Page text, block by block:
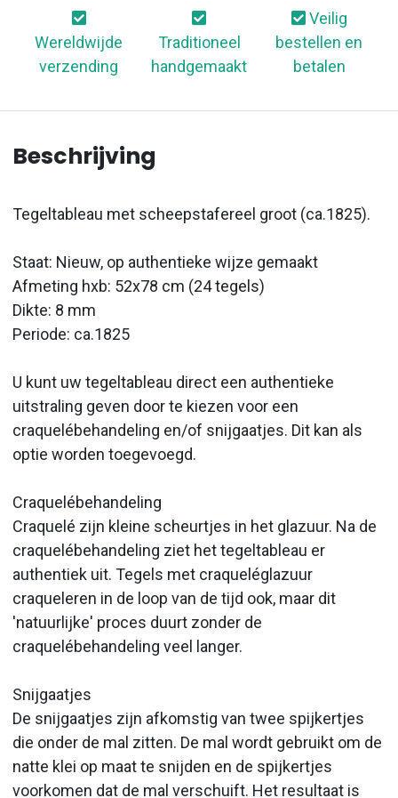
Wereldwijde
verzending
Traditioneel
handgemaakt
Veilig
bestellen en
betalen
Beschrijving
Tegeltableau met scheepstafereel groot (ca.1825).
Staat: Nieuw, op authentieke wijze gemaakt
Afmeting hxb: 52x78 cm (24 tegels)
Dikte: 8 mm
Periode: ca.1825
U kunt uw tegeltableau direct een authentieke
uitstraling geven door te kiezen voor een
craquelébehandeling en/of snijgaatjes. Dit kan als
optie worden toegevoegd.
Craquelébehandeling
Craquelé zijn kleine scheurtjes in het glazuur. Na de
craquelébehandeling ziet het tegeltableau er
authentiek uit. Tegels met craqueléglazuur
craqueleren in de loop van de tijd ook, maar dit
'natuurlijke' proces duurt zonder de
craquelébehandeling veel langer.
Snijgaatjes
De snijgaatjes zijn afkomstig van twee spijkertjes
die onder de mal zitten. De mal wordt gebruikt om de
natte klei op maat te snijden en de spijkertjes
voorkomen dat de mal verschuift. Het resultaat is